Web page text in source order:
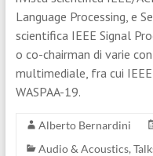
Language Processing, e
scientifica IEEE Signal
o co-chairman di varie
multimediale, fra cui IEEE
WASPAA-19.
Alberto Bernardini
Audio & Acoustics,